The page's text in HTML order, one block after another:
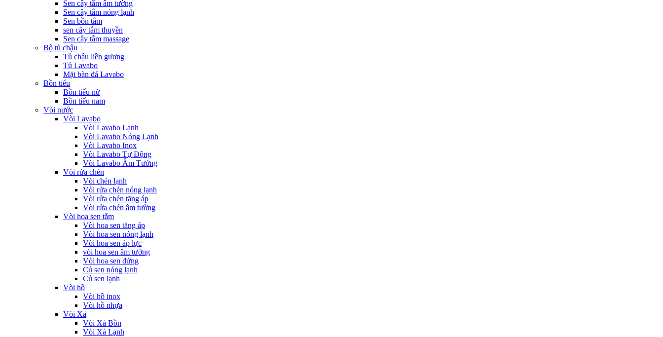
Sen cây tắm âm tường
Sen cây tắm nóng lạnh
Sen bồn tắm
sen cây tắm thuyền
Sen cây tắm massage
Bộ tủ chậu
Tủ chậu liền gương
Tủ Lavabo
Mặt bàn đá Lavabo
Bồn tiểu
Bồn tiểu nữ
Bồn tiểu nam
Vòi nước
Vòi Lavabo
Vòi Lavabo Lạnh
Vòi Lavabo Nóng Lạnh
Vòi Lavabo Inox
Vòi Lavabo Tự Động
Vòi Lavabo Âm Tường
Vòi rửa chén
Vòi chén lạnh
Vòi rửa chén nóng lạnh
Vòi rửa chén tăng áp
Vòi rửa chén âm tường
Vòi hoa sen tắm
Vòi hoa sen tăng áp
Vòi hoa sen nóng lạnh
Vòi hoa sen áp lực
vòi hoa sen âm tường
Vòi hoa sen đứng
Củ sen nóng lạnh
Củ sen lạnh
Vòi hồ
Vòi hồ inox
Vòi hồ nhựa
Vòi Xả
Vòi Xả Bồn
Vòi Xả Lạnh